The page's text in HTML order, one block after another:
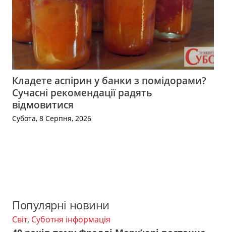
Кладете аспірин у банки з помідорами?
Сучасні рекомендації радять
відмовитися
Субота, 8 Серпня, 2026
Популярні новини
Світ, Суботня інформація